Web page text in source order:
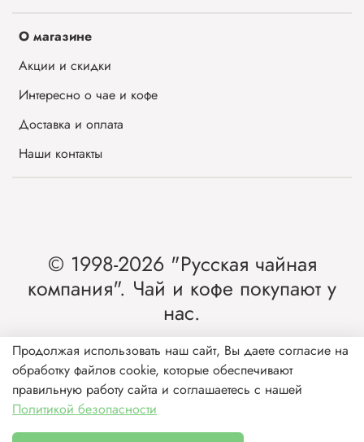
О магазине
Акции и скидки
Интересно о чае и кофе
Доставка и оплата
Наши контакты
© 1998-2026 "Русская чайная
компания". Чай и кофе покупают у
нас.
Интернет-магазин чая и кофе от лидера
рынка России.
Продолжая использовать наш сайт, Вы даете согласие на
обработку файлов cookie, которые обеспечивают
правильную работу сайта и соглашаетесь с нашей
Политикой безопасности